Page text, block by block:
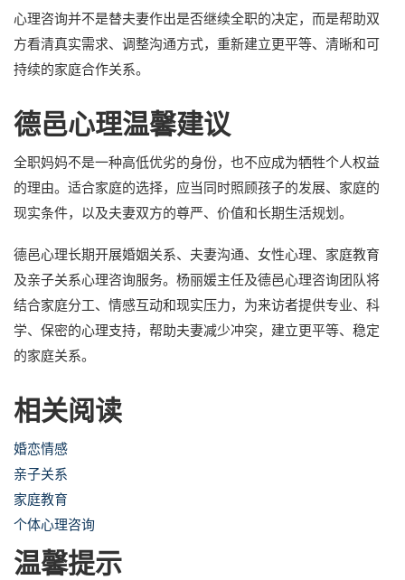
心理咨询并不是替夫妻作出是否继续全职的决定，而是帮助双
方看清真实需求、调整沟通方式，重新建立更平等、清晰和可
持续的家庭合作关系。
德邑心理温馨建议
全职妈妈不是一种高低优劣的身份，也不应成为牺牲个人权益
的理由。适合家庭的选择，应当同时照顾孩子的发展、家庭的
现实条件，以及夫妻双方的尊严、价值和长期生活规划。
德邑心理长期开展婚姻关系、夫妻沟通、女性心理、家庭教育
及亲子关系心理咨询服务。杨丽媛主任及德邑心理咨询团队将
结合家庭分工、情感互动和现实压力，为来访者提供专业、科
学、保密的心理支持，帮助夫妻减少冲突，建立更平等、稳定
的家庭关系。
相关阅读
婚恋情感
亲子关系
家庭教育
个体心理咨询
温馨提示